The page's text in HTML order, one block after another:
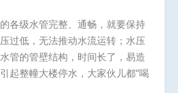
各级水管完整、通畅，就要保持
过低，无法推动水流运转；水压
管的管壁结构，时间长了，易造
起整幢大楼停水，大家伙儿都“喝